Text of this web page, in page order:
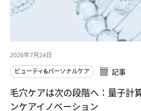
2026年7月24日
ビューティ&パーソナルケア
記事
毛穴ケアは次の段階へ：量子計
ンケアイノベーション